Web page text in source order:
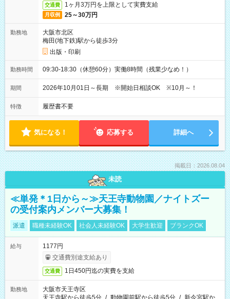
交通費 1ヶ月3万円を上限として実費支給
月収例 25～30万円
勤務地
大阪市北区
梅田(地下鉄)駅から徒歩3分
出版・印刷
勤務時間 09:30-18:30（休憩60分）実働8時間（残業少なめ！）
期間 2026年10月01日～長期 ※開始日相談OK ※10月～！
特徴 履歴書不要
気になる！ 応募する 詳細へ
掲載日：2026.08.04
未読
≪単発＊1日から～≫天王寺動物園／ナイトズー
の受付案内メンバー大募集！
派遣 職種未経験OK 社会人未経験OK 大学生歓迎 ブランクOK
給与
1177円
交通費別途支給あり
交通費 1日450円迄の実費を支給
勤務地
大阪市天王寺区
天王寺駅から徒歩5分 / 動物園前駅から徒歩5分 / 新今宮駅か